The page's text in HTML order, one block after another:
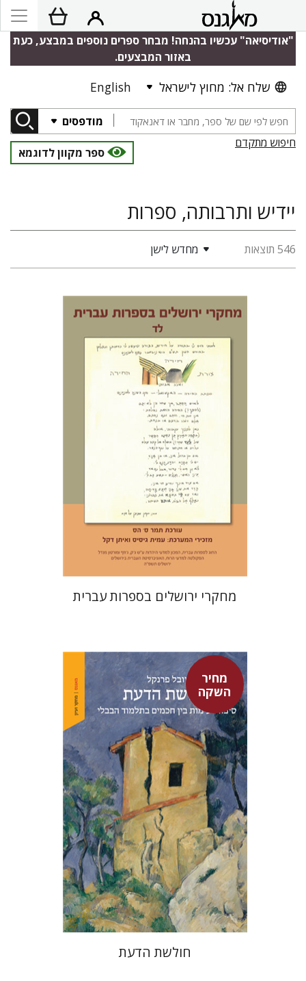
"אודיסיאה" עכשיו בהנחה! מבחר ספרים נוספים במבצע, כעת
באזור המבצעים.
שלח אל: מחוץ לישראל English
מודפסים
חיפוש מתקדם
ספר מקוון לדוגמא
יידיש ותרבותה, ספרות
546 תוצאות מחדש לישן
תמר ס' הס
הנחת אתר ספר מודפס
$33
$30
מחקרי ירושלים בספרות עברית
מחיר
השקהיובל פרנקל
מחיר השקה
$46
$32
חולשת הדעת